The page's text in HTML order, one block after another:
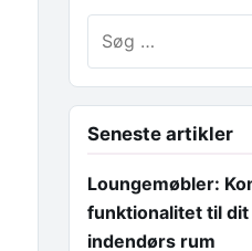
Seneste artikler
Loungemøbler:
funktionalitet til
indendørs rum